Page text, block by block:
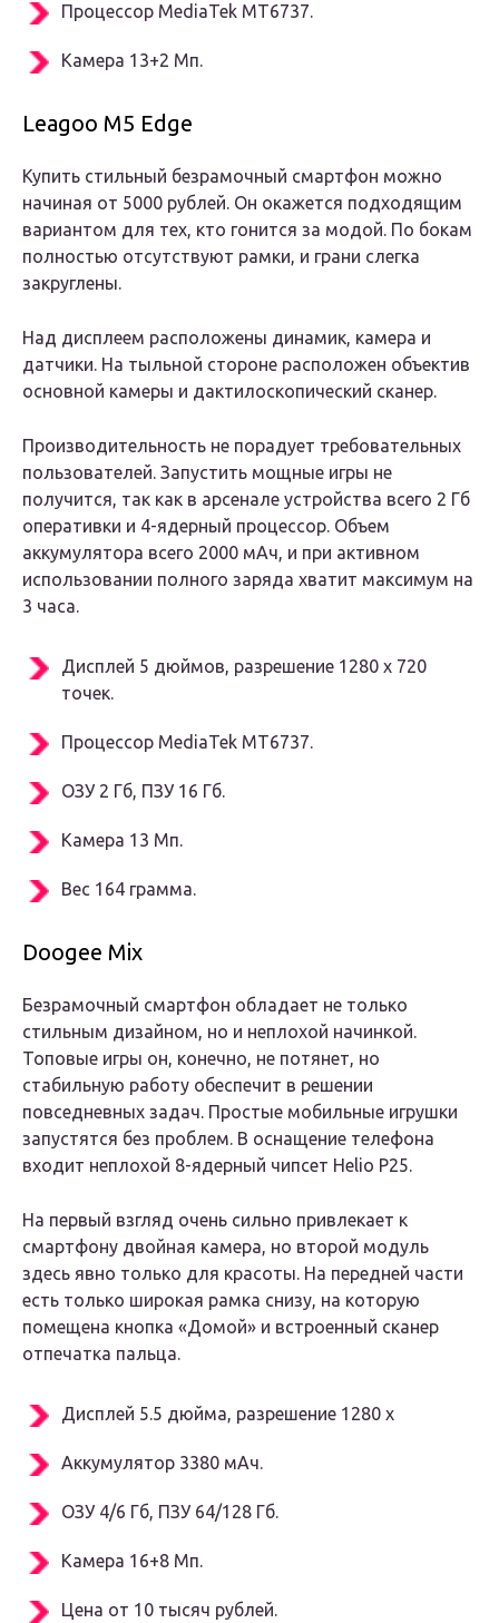
Процессор MediaTek MT6737.
Камера 13+2 Мп.
Leagoo M5 Edge
Купить стильный безрамочный смартфон можно
начиная от 5000 рублей. Он окажется подходящим
вариантом для тех, кто гонится за модой. По бокам
полностью отсутствуют рамки, и грани слегка
закруглены.
Над дисплеем расположены динамик, камера и
датчики. На тыльной стороне расположен объектив
основной камеры и дактилоскопический сканер.
Производительность не порадует требовательных
пользователей. Запустить мощные игры не
получится, так как в арсенале устройства всего 2 Гб
оперативки и 4-ядерный процессор. Объем
аккумулятора всего 2000 мАч, и при активном
использовании полного заряда хватит максимум на
3 часа.
Дисплей 5 дюймов, разрешение 1280 x 720
точек.
Процессор MediaTek MT6737.
ОЗУ 2 Гб, ПЗУ 16 Гб.
Камера 13 Мп.
Вес 164 грамма.
Doogee Mix
Безрамочный смартфон обладает не только
стильным дизайном, но и неплохой начинкой.
Топовые игры он, конечно, не потянет, но
стабильную работу обеспечит в решении
повседневных задач. Простые мобильные игрушки
запустятся без проблем. В оснащение телефона
входит неплохой 8-ядерный чипсет Helio P25.
На первый взгляд очень сильно привлекает к
смартфону двойная камера, но второй модуль
здесь явно только для красоты. На передней части
есть только широкая рамка снизу, на которую
помещена кнопка «Домой» и встроенный сканер
отпечатка пальца.
Дисплей 5.5 дюйма, разрешение 1280 x
Аккумулятор 3380 мАч.
ОЗУ 4/6 Гб, ПЗУ 64/128 Гб.
Камера 16+8 Мп.
Цена от 10 тысяч рублей.